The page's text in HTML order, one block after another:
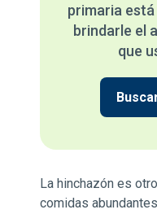
primaria
brindarle el
que
La hinchazón es
comidas